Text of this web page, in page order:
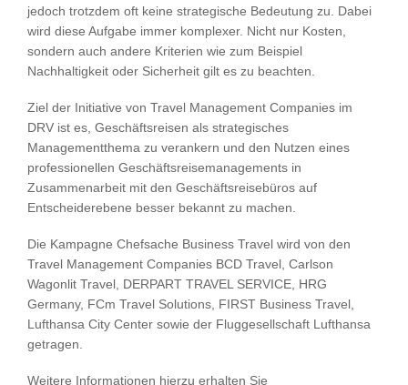
jedoch trotzdem oft keine strategische Bedeutung zu. Dabei
wird diese Aufgabe immer komplexer. Nicht nur Kosten,
sondern auch andere Kriterien wie zum Beispiel
Nachhaltigkeit oder Sicherheit gilt es zu beachten.
Ziel der Initiative von Travel Management Companies im
DRV ist es, Geschäftsreisen als strategisches
Managementthema zu verankern und den Nutzen eines
professionellen Geschäftsreisemanagements in
Zusammenarbeit mit den Geschäftsreisebüros auf
Entscheiderebene besser bekannt zu machen.
Die Kampagne Chefsache Business Travel wird von den
Travel Management Companies BCD Travel, Carlson
Wagonlit Travel, DERPART TRAVEL SERVICE, HRG
Germany, FCm Travel Solutions, FIRST Business Travel,
Lufthansa City Center sowie der Fluggesellschaft Lufthansa
getragen.
Weitere Informationen hierzu erhalten Sie